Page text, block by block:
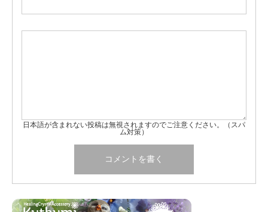
日本語が含まれない投稿は無視されますのでご注意ください。（スパ
ム対策）